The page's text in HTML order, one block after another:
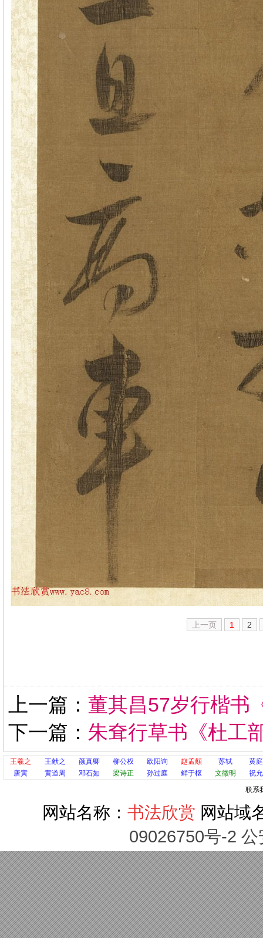
上一页 1 2
上一篇： 董其昌57岁行楷书
下一篇： 朱耷行草书《杜工
王羲之 王献之 颜真卿 柳公权 欧阳询 赵孟頫 苏轼
黄
唐寅
黄道周 邓石如 梁诗正 孙过庭 鲜于枢 文徵明
祝
联系
网站名称： 书法欣赏 网站域
09026750号-2